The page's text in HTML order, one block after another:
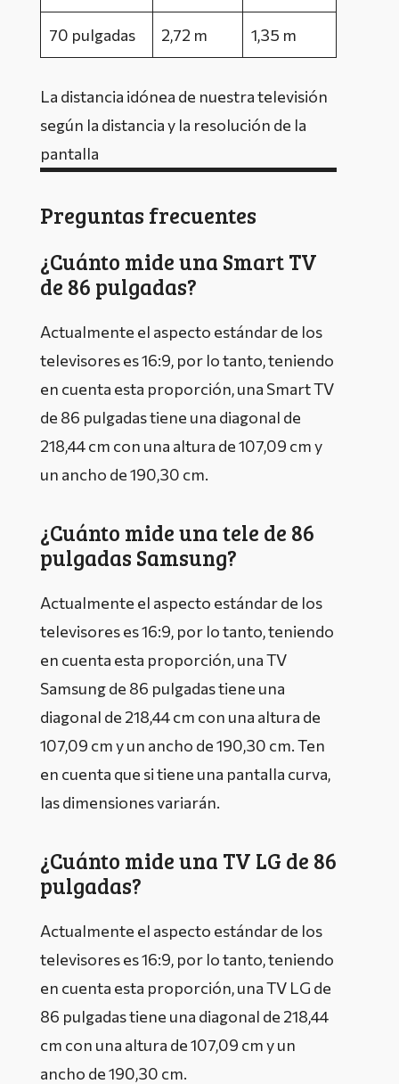
70 pulgadas 2,72 m 1,35 m
La distancia idónea de nuestra televisión
según la distancia y la resolución de la
pantalla
Preguntas frecuentes
¿Cuánto mide una Smart TV
de 86 pulgadas?
Actualmente el aspecto estándar de los
televisores es 16:9, por lo tanto, teniendo
en cuenta esta proporción, una Smart TV
de 86 pulgadas tiene una diagonal de
218,44 cm con una altura de 107,09 cm y
un ancho de 190,30 cm.
¿Cuánto mide una tele de 86
pulgadas Samsung?
Actualmente el aspecto estándar de los
televisores es 16:9, por lo tanto, teniendo
en cuenta esta proporción, una TV
Samsung de 86 pulgadas tiene una
diagonal de 218,44 cm con una altura de
107,09 cm y un ancho de 190,30 cm. Ten
en cuenta que si tiene una pantalla curva,
las dimensiones variarán.
¿Cuánto mide una TV LG de 86
pulgadas?
Actualmente el aspecto estándar de los
televisores es 16:9, por lo tanto, teniendo
en cuenta esta proporción, una TV LG de
86 pulgadas tiene una diagonal de 218,44
cm con una altura de 107,09 cm y un
ancho de 190,30 cm.